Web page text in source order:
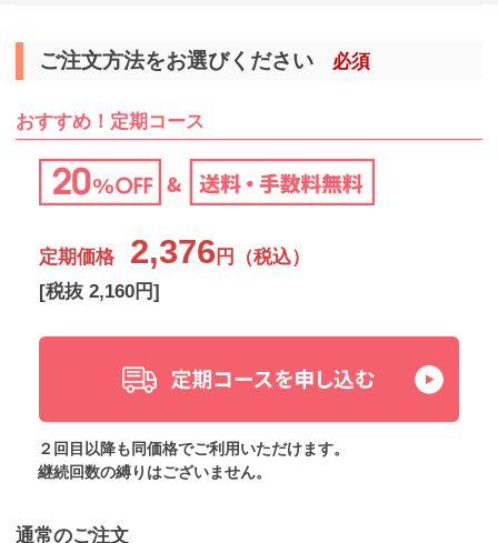
ご注文方法をお選びください 必須
おすすめ！定期コース
定期価格 2,376円（税込）
[税抜 2,160円]
２回目以降も同価格でご利用いただけます。
継続回数の縛りはございません。
通常のご注文